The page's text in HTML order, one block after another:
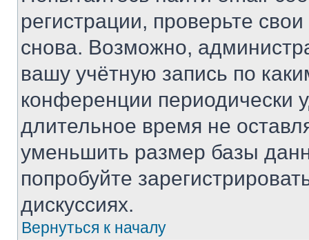
регистрации, проверьте
снова. Возможно,
вашу учётную запись по
конференции периодически
длительное время не
уменьшить размер базы
попробуйте
дискуссиях.
Вернуться к началу